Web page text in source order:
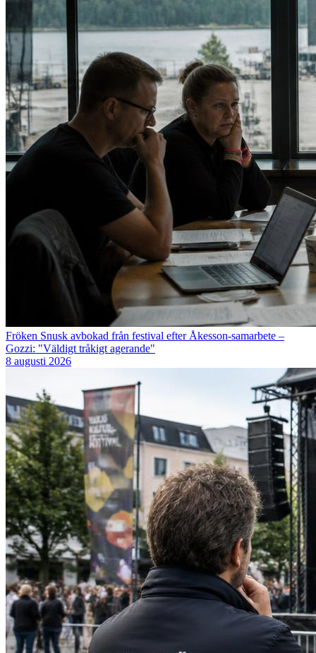
Fröken Snusk avbokad från festival efter Åkesson-samarbete –
Gozzi: "Väldigt tråkigt agerande"
8 augusti 2026